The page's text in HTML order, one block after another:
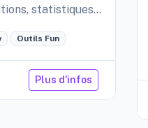
statistiques
Outils Fun
Plus d'infos